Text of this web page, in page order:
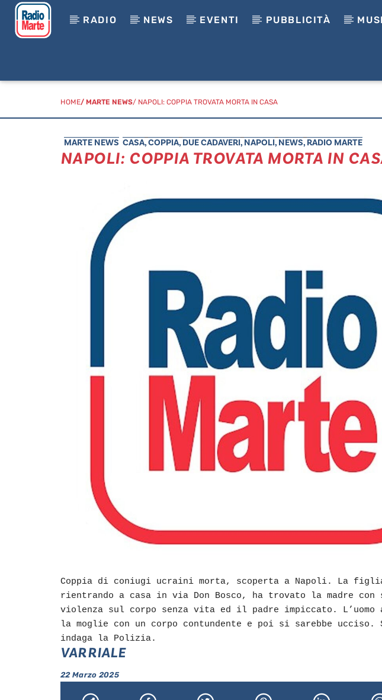
RADIO NEWS EVENTI PUBBLICITÀ
HOME/ MARTE NEWS/ NAPOLI: COPPIA TROVATA MORTA IN CASA
MARTE NEWS CASA,COPPIA, DUE CADAVERI, NAPOLI, NEWS, RADIO MARTE
NAPOLI: COPPIA TROVATA MORTA IN
Coppia di coniugi ucraini morta, scoperta a Napoli. La figlia
rientrando a casa in via Don Bosco, ha trovato la madre con
violenza sul corpo senza vita ed il padre impiccato. L’uomo
la moglie con un corpo contundente e poi si sarebbe ucciso.
indaga la Polizia.
VARRIALE
22 Marzo 2025